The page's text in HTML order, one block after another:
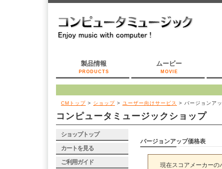
製品情報
PRODUCTS
ムービー
MOVIE
CMトップ > ショップ > ユーザー向けサービス > バージョンア
コンピュータミュージックショップ
ショップトップ
カートを見る
ご利用ガイド
バージョンアップ価格表
現在スコアメーカーの